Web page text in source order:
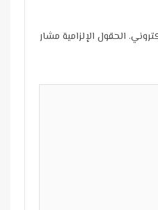
الحقول الإلزامية مشار